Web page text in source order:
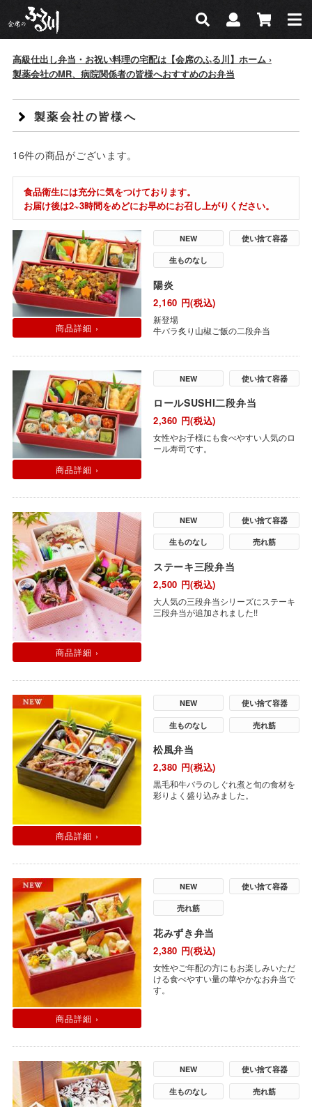
検索 マイページ
カー
検索
高級仕出し弁当・お祝い料理の宅配は【会席のふる川】ホーム
製薬会社のMR、病院関係者の皆様へおすすめのお弁当
製薬会社の皆様へ
16件の商品がございます。
食品衛生には充分に気をつけております。
お届け後は2~3時間をめどにお早めにお召し上がりください。
商品詳細 ›
NEW 使い捨て容器
生ものなし
陽炎
2,160 円(税込)
新登場
牛バラ炙り山椒ご飯の二段弁当
商品詳細 ›
NEW 使い捨て容器
ロールSUSHI二段弁当
2,360 円(税込)
女性やお子様にも食べやすい人気のロ
ール寿司です。
商品詳細 ›
NEW 使い捨て容器
生ものなし 売れ筋
ステーキ三段弁当
2,500 円(税込)
大人気の三段弁当シリーズにステーキ
三段弁当が追加されました!!
商品詳細 ›
NEW 使い捨て容器
生ものなし 売れ筋
松風弁当
2,380 円(税込)
黒毛和牛バラのしぐれ煮と旬の食材を
彩りよく盛り込みました。
商品詳細 ›
NEW 使い捨て容器
売れ筋
花みずき弁当
2,380 円(税込)
女性やご年配の方にもお楽しみいただ
ける食べやすい量の華やかなお弁当で
す。
NEW 使い捨て容器
生ものなし 売れ筋